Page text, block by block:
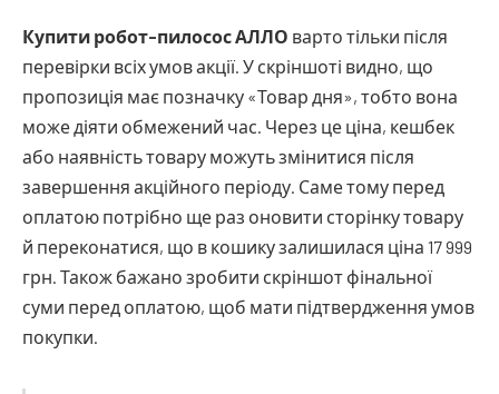
Купити робот-пилосос АЛЛО варто тільки після
перевірки всіх умов акції. У скріншоті видно, що
пропозиція має позначку «Товар дня», тобто вона
може діяти обмежений час. Через це ціна, кешбек
або наявність товару можуть змінитися після
завершення акційного періоду. Саме тому перед
оплатою потрібно ще раз оновити сторінку товару
й переконатися, що в кошику залишилася ціна 17 999
грн. Також бажано зробити скріншот фінальної
суми перед оплатою, щоб мати підтвердження умов
покупки.